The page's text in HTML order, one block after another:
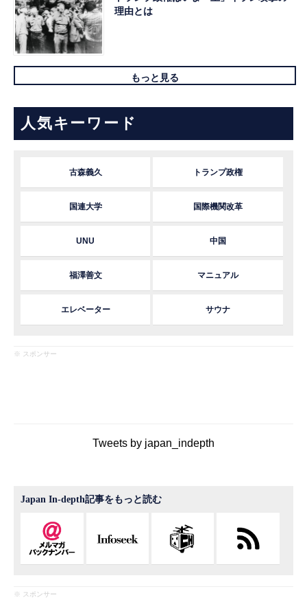
理由とは
もっと見る
人気キーワード
古森義久 トランプ政権
国連大学 国際機関改革
UNU 中国
福澤善文 マニュアル
エレベーター サウナ
※ スポンサー
Tweets by japan_indepth
Japan In-depth記事をもっと読む
※ スポンサー